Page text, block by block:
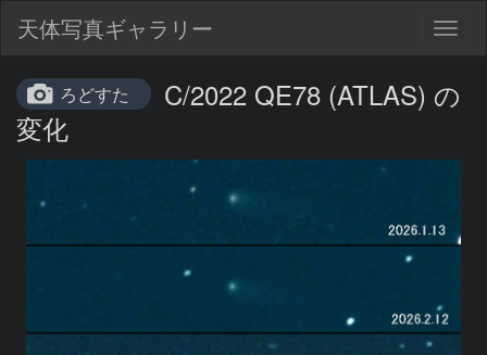
天体写真ギャラリー
ろどすた
C/2022 QE78 (ATLAS) の
変化